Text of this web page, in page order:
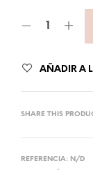
AÑADIR A
SHARE THIS
REFERENCIA: N/D